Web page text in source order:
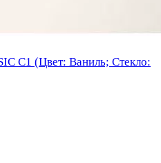
С1 (Цвет: Ваниль; Стекло: